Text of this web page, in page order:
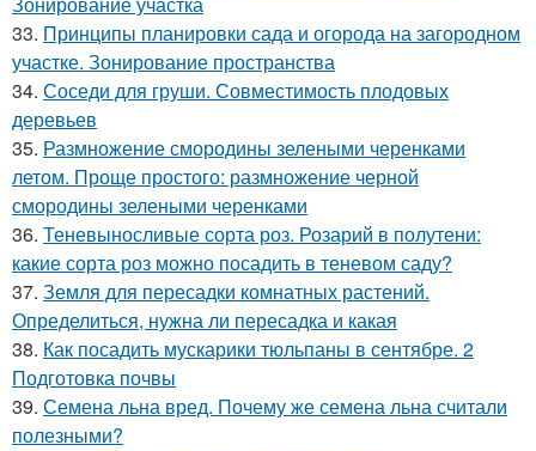
33. Принципы планировки сада и огорода на загородном
участке. Зонирование пространства
34. Соседи для груши. Совместимость плодовых
деревьев
35. Размножение смородины зелеными черенками
летом. Проще простого: размножение черной
смородины зелеными черенками
36. Теневыносливые сорта роз. Розарий в полутени:
какие сорта роз можно посадить в теневом саду?
37. Земля для пересадки комнатных растений.
Определиться, нужна ли пересадка и какая
38. Как посадить мускарики тюльпаны в сентябре. 2
Подготовка почвы
39. Семена льна вред. Почему же семена льна считали
полезными?